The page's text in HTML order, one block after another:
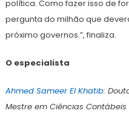
política. Como fazer isso de
pergunta do milhão que
próximo governos.”, finaliza.
O especialista
Ahmed Sameer El Khatib:
Mestre em Ciências